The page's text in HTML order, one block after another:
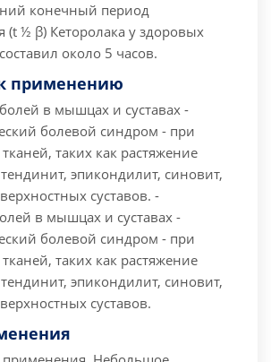
конечный период
(t ½ β) Кеторолака у здоровых
около 5 часов.
применению
в мышцах и суставах -
болевой синдром - при
таких как растяжение
тендинит, эпикондилит, синовит,
суставов. -
в мышцах и суставах -
болевой синдром - при
таких как растяжение
тендинит, эпикондилит, синовит,
суставов.